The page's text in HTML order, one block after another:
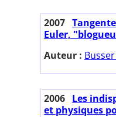
2007
Euler,
Auteur :
2006 Les
et physiques